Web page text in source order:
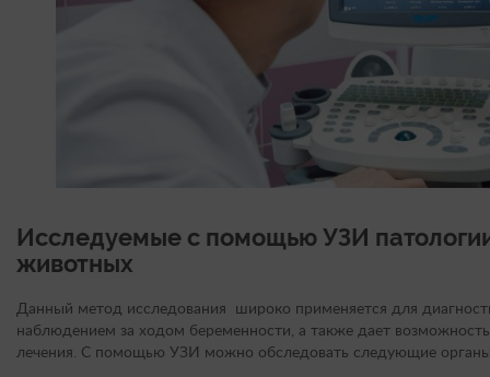
Исследуемые с помощью УЗИ
животных
Данный метод исследования широко применяется для
наблюдением за ходом беременности, а также дает возможность
лечения. С помощью УЗИ можно обследовать следующие